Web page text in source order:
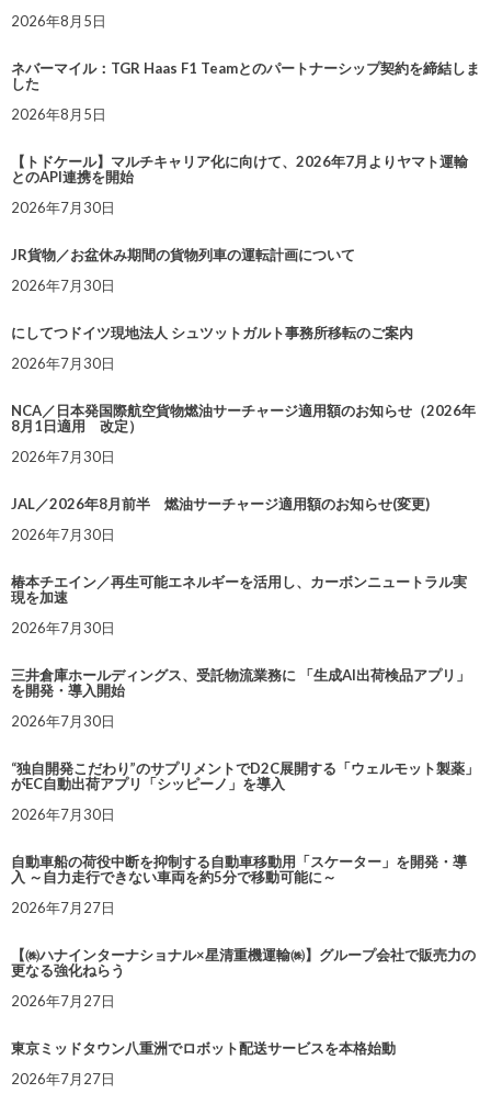
2026年8月5日
ネバーマイル：TGR Haas F1 Teamとのパートナーシップ契約を締結しま
した
2026年8月5日
【トドケール】マルチキャリア化に向けて、2026年7月よりヤマト運輸
とのAPI連携を開始
2026年7月30日
JR貨物／お盆休み期間の貨物列車の運転計画について
2026年7月30日
にしてつドイツ現地法人 シュツットガルト事務所移転のご案内
2026年7月30日
NCA／日本発国際航空貨物燃油サーチャージ適用額のお知らせ（2026年
8月1日適用 改定）
2026年7月30日
JAL／2026年8月前半 燃油サーチャージ適用額のお知らせ(変更)
2026年7月30日
椿本チエイン／再生可能エネルギーを活用し、カーボンニュートラル実
現を加速
2026年7月30日
三井倉庫ホールディングス、受託物流業務に 「生成AI出荷検品アプリ」
を開発・導入開始
2026年7月30日
“独自開発こだわり”のサプリメントでD2C展開する「ウェルモット製薬」
がEC自動出荷アプリ「シッピーノ」を導入
2026年7月30日
自動車船の荷役中断を抑制する自動車移動用「スケーター」を開発・導
入 ～自力走行できない車両を約5分で移動可能に～
2026年7月27日
【㈱ハナインターナショナル×星清重機運輸㈱】グループ会社で販売力の
更なる強化ねらう
2026年7月27日
東京ミッドタウン八重洲でロボット配送サービスを本格始動
2026年7月27日